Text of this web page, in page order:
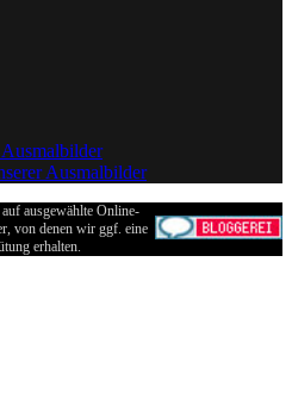
Ausmalbilder
ausgewählte Online-
von denen wir ggf. eine
erhalten.